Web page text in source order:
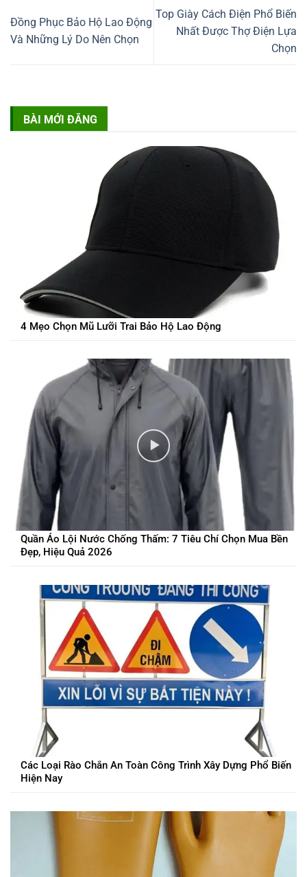
Đồng Phục Bảo Hộ Lao Động
Và Những Lý Do Nên Chọn
Top Giày Cách Điện Phổ Biến
Nhất Được Thợ Điện Lựa
Chọn
BÀI MỚI ĐĂNG
4 Mẹo Chọn Mũ Lưỡi Trai Bảo Hộ Lao Động
Quần Áo Lội Nước Chống Thấm: 7 Tiêu Chí Chọn Mua Bền
Đẹp, Hiệu Quả 2026
Các Loại Rào Chắn An Toàn Công Trình Xây Dựng Phổ Biến
Hiện Nay